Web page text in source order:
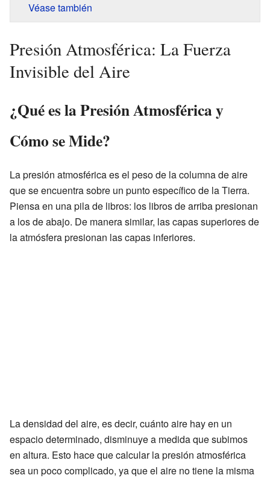
Véase también
Presión Atmosférica: La Fuerza
Invisible del Aire
¿Qué es la Presión Atmosférica y
Cómo se Mide?
La presión atmosférica es el peso de la columna de aire
que se encuentra sobre un punto específico de la Tierra.
Piensa en una pila de libros: los libros de arriba presionan
a los de abajo. De manera similar, las capas superiores de
la atmósfera presionan las capas inferiores.
La densidad del aire, es decir, cuánto aire hay en un
espacio determinado, disminuye a medida que subimos
en altura. Esto hace que calcular la presión atmosférica
sea un poco complicado, ya que el aire no tiene la misma